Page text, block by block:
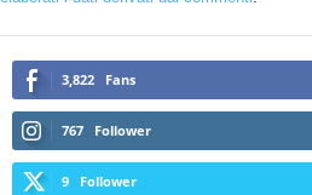
3,822 Fans
767 Follower
9 Follower